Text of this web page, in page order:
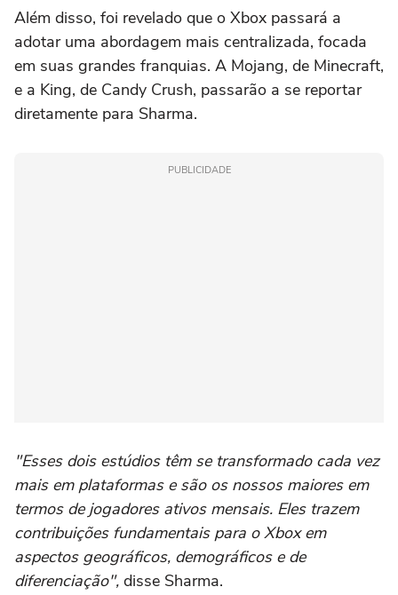
Além disso, foi revelado que o Xbox passará a
adotar uma abordagem mais centralizada, focada
em suas grandes franquias. A Mojang, de Minecraft,
e a King, de Candy Crush, passarão a se reportar
diretamente para Sharma.
PUBLICIDADE
"Esses dois estúdios têm se transformado cada vez
mais em plataformas e são os nossos maiores em
termos de jogadores ativos mensais. Eles trazem
contribuições fundamentais para o Xbox em
aspectos geográficos, demográficos e de
diferenciação", disse Sharma.